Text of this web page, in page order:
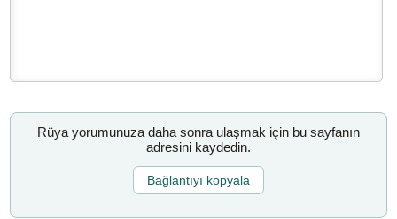
Rüya yorumunuza daha sonra ulaşmak için bu sayfanın
adresini kaydedin.
Bağlantıyı kopyala